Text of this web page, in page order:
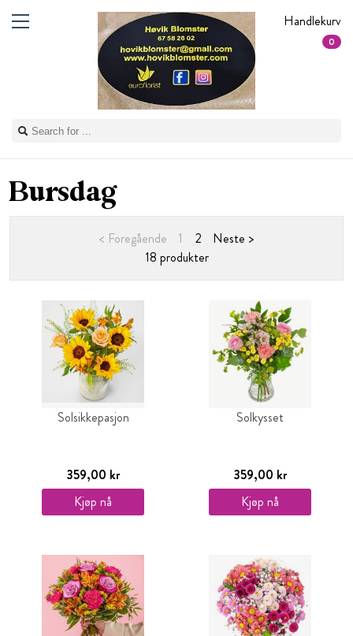
Handlekurv
0
Bursdag
< Foregående 1 2
Neste >
18 produkter
Solsikkepasjon
359,00 kr
Kjøp nå
Solkysset
359,00 kr
Kjøp nå